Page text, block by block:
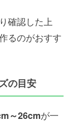
確認した上
るのがおすす
の目安
～26cmが一